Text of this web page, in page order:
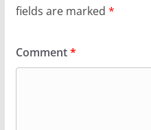
fields are marked *
Comment*